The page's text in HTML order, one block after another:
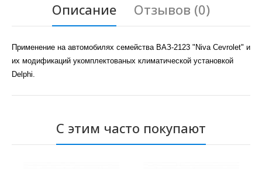
Описание Отзывов (0)
Применение на автомобилях семейства ВАЗ-2123 "Niva Cevrolet" и
их модификаций укомплектованых климатической установкой
Delphi.
С этим часто покупают